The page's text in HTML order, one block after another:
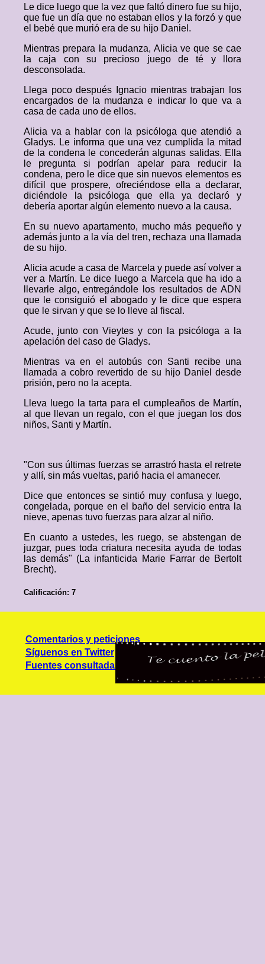
Le dice luego que la vez que faltó dinero fue su hijo,
que fue un día que no estaban ellos y la forzó y que
el bebé que murió era de su hijo Daniel.
Mientras prepara la mudanza, Alicia ve que se cae
la caja con su precioso juego de té y llora
desconsolada.
Llega poco después Ignacio mientras trabajan los
encargados de la mudanza e indicar lo que va a
casa de cada uno de ellos.
Alicia va a hablar con la psicóloga que atendió a
Gladys. Le informa que una vez cumplida la mitad
de la condena le concederán algunas salidas. Ella
le pregunta si podrían apelar para reducir la
condena, pero le dice que sin nuevos elementos es
difícil que prospere, ofreciéndose ella a declarar,
diciéndole la psicóloga que ella ya declaró y
debería aportar algún elemento nuevo a la causa.
En su nuevo apartamento, mucho más pequeño y
además junto a la vía del tren, rechaza una llamada
de su hijo.
Alicia acude a casa de Marcela y puede así volver a
ver a Martín. Le dice luego a Marcela que ha ido a
llevarle algo, entregándole los resultados de ADN
que le consiguió el abogado y le dice que espera
que le sirvan y que se lo lleve al fiscal.
Acude, junto con Vieytes y con la psicóloga a la
apelación del caso de Gladys.
Mientras va en el autobús con Santi recibe una
llamada a cobro revertido de su hijo Daniel desde
prisión, pero no la acepta.
Lleva luego la tarta para el cumpleaños de Martín,
al que llevan un regalo, con el que juegan los dos
niños, Santi y Martín.
"Con sus últimas fuerzas se arrastró hasta el retrete
y allí, sin más vueltas, parió hacia el amanecer.
Dice que entonces se sintió muy confusa y luego,
congelada, porque en el baño del servicio entra la
nieve, apenas tuvo fuerzas para alzar al niño.
En cuanto a ustedes, les ruego, se abstengan de
juzgar, pues toda criatura necesita ayuda de todas
las demás" (La infanticida Marie Farrar de Bertolt
Brecht).
Calificación: 7
Comentarios y peticiones
Síguenos en Twitter
Fuentes consultadas